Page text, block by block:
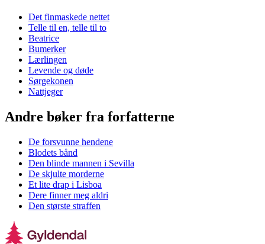
Det finmaskede nettet
Telle til en, telle til to
Beatrice
Bumerker
Lærlingen
Levende og døde
Sørgekonen
Nattjeger
Andre bøker fra forfatterne
De forsvunne hendene
Blodets bånd
Den blinde mannen i Sevilla
De skjulte morderne
Et lite drap i Lisboa
Dere finner meg aldri
Den største straffen